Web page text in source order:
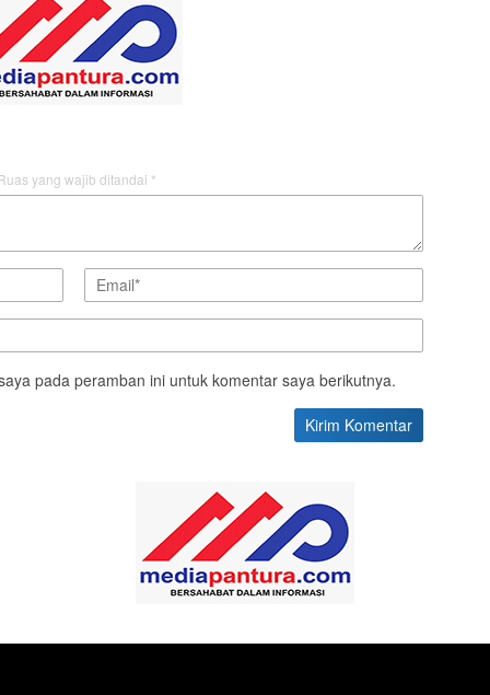
yang wajib ditandai *
pada peramban ini untuk komentar saya berikutnya.